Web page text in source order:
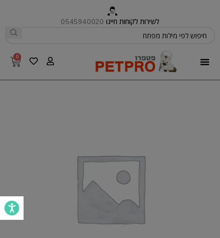
לשירות לקוחות חייגו 0545940020
0